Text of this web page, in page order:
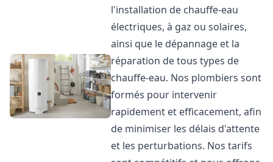
l'installation de chauffe-eau
électriques, à gaz ou solaires,
ainsi que le dépannage et la
réparation de tous types de
chauffe-eau. Nos plombiers sont
formés pour intervenir
rapidement et efficacement, afin
de minimiser les délais d'attente
et les perturbations. Nos tarifs